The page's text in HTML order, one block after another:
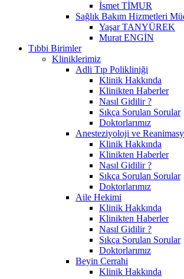
İsmet TİMUR
Sağlık Bakım Hizmetleri
Yaşar TANYÜREK
Murat ENGİN
Tıbbi Birimler
Kliniklerimiz
Adli Tıp Polikliniği
Klinik Hakkında
Klinikten Haberler
Nasıl Gidilir ?
Sıkça Sorulan Sorular
Doktorlarımız
Anesteziyoloji ve
Klinik Hakkında
Klinikten Haberler
Nasıl Gidilir ?
Sıkça Sorulan Sorular
Doktorlarımız
Aile Hekimi
Klinik Hakkında
Klinikten Haberler
Nasıl Gidilir ?
Sıkça Sorulan Sorular
Doktorlarımız
Beyin Cerrahi
Klinik Hakkında